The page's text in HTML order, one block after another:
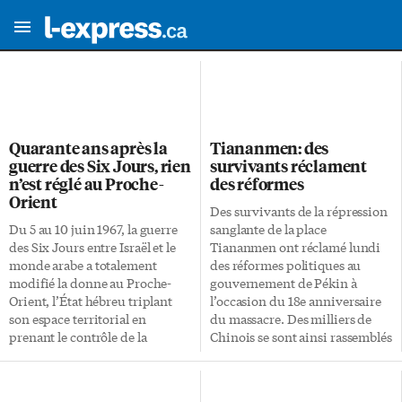
Quarante ans après la
guerre des Six Jours, rien
n’est réglé au Proche-
Orient
Du 5 au 10 juin 1967, la guerre
des Six Jours entre Israël et le
monde arabe a totalement
modifié la donne au Proche-
Orient, l’État hébreu triplant
son espace territorial en
prenant le contrôle de la
Tiananmen: des
survivants réclament
des réformes
Des survivants de la répression
sanglante de la place
Tiananmen ont réclamé lundi
des réformes politiques au
gouvernement de Pékin à
l’occasion du 18e anniversaire
du massacre. Des milliers de
Chinois se sont ainsi rassemblés